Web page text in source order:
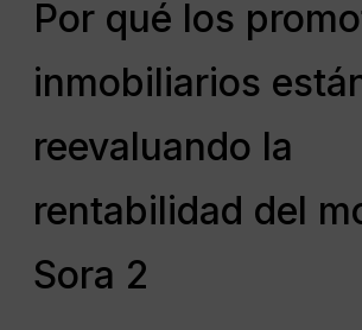
Por qué los
inmobiliarios
reevaluando la
rentabilidad del
Sora 2